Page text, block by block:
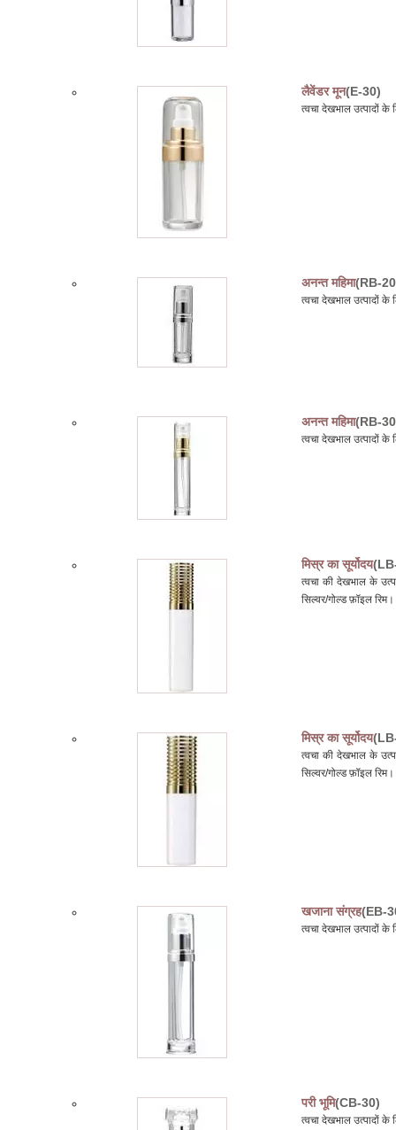
लैवेंडर मून(E-30)
त्वचा देखभाल उत्पादों के
अनन्त महिमा(RB-
त्वचा देखभाल उत्पादों के
अनन्त महिमा(RB-
त्वचा देखभाल उत्पादों के
मिस्र का सूर्योदय
त्वचा की देखभाल के
सिल्वर/गोल्ड फ़ॉइल रिम।
मिस्र का सूर्योदय
त्वचा की देखभाल के
सिल्वर/गोल्ड फ़ॉइल रिम।
खजाना संग्रह(EB-
त्वचा देखभाल उत्पादों के
परी भूमि(CB-30)
त्वचा देखभाल उत्पादों के